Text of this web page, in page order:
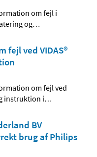
om fejl i
og…
fejl ved VIDAS®
om fejl ved
instruktion i…
BV
brug af Philips